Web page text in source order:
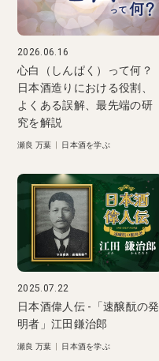
2026.06.16
心白（しんぱく）って何？
日本酒造りにおける役割、
よくある誤解、最先端の研
究を解説
瀬良 万葉 日本酒を学ぶ
2025.07.22
日本酒偉人伝 -「速醸酛の発
明者」江田鎌治郎
瀬良 万葉 日本酒を学ぶ